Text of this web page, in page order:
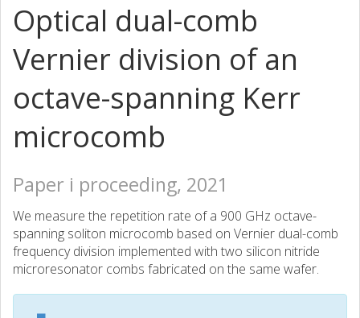
Optical dual-comb
Vernier division of an
octave-spanning Kerr
microcomb
Paper i proceeding, 2021
We measure the repetition rate of a 900 GHz octave-
spanning soliton microcomb based on Vernier dual-comb
frequency division implemented with two silicon nitride
microresonator combs fabricated on the same wafer.